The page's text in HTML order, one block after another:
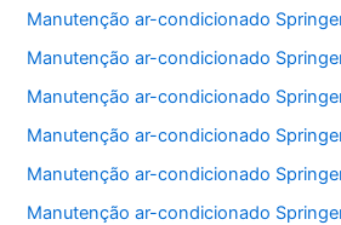
Manutenção ar-condicionado
Manutenção ar-condicionado
Manutenção ar-condicionado
Manutenção ar-condicionado
Manutenção ar-condicionado
Manutenção ar-condicionado